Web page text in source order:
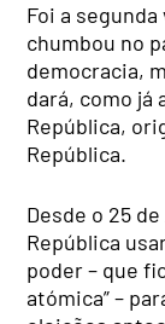
Foi a
chumbou no
democracia,
dará, como já
República,
República.
Desde o 25
República
poder – que
atómica” –